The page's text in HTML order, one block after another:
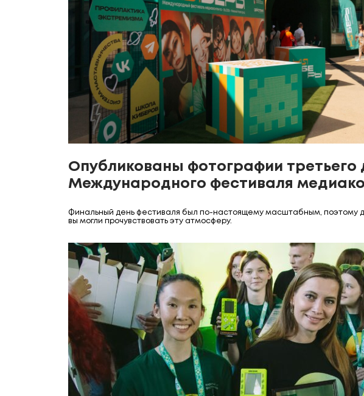
Опубликованы фотографии третьего
Международного фестиваля
Финальный день фестиваля был по-настоящему масштабным, поэтому
вы могли прочувствовать эту атмосферу.